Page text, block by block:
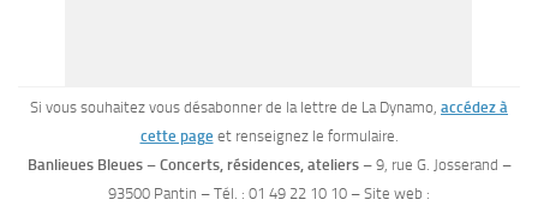
Si vous souhaitez vous désabonner de la lettre de La Dynamo, accédez à
cette page et renseignez le formulaire.
Banlieues Bleues – Concerts, résidences, ateliers– 9, rue G. Josserand –
93500 Pantin – Tél. : 01 49 22 10 10 – Site web :